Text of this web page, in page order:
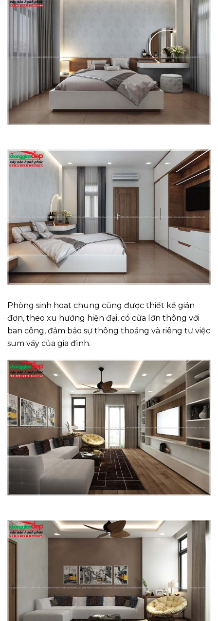
Phòng sinh hoạt chung cũng được thiết kế giản
đơn, theo xu hướng hiện đại, có cửa lớn thông với
ban công, đảm bảo sự thông thoáng và riêng tư việc
sum vầy của gia đình.